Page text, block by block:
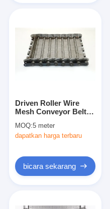
Driven Roller Wire
Mesh Conveyor Belt
Attachment
MOQ:5 meter
dapatkan harga terbaru
bicara sekarang